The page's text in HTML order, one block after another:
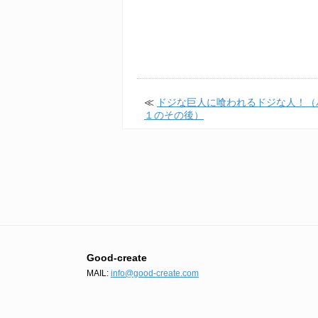
≪ ドジな巨人に喰われるドジな人！
１のその後）
Good-create
MAIL: info@good-create.com